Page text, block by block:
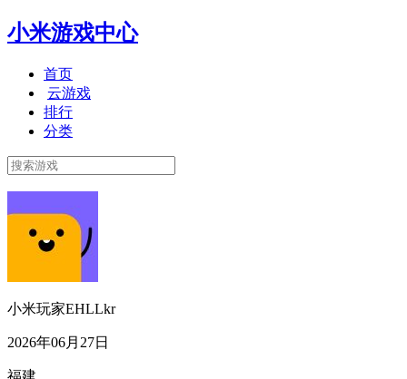
小米游戏中心
首页
云游戏
排行
分类
小米玩家EHLLkr
2026年06月27日
福建